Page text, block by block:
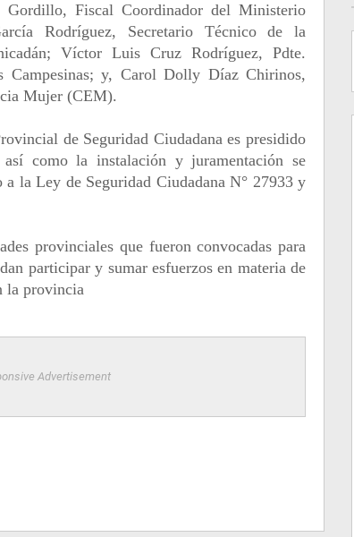
Gordillo, Fiscal Coordinador del Ministerio
Rodríguez, Secretario Técnico de la
Víctor Luis Cruz Rodríguez, Pdte.
Campesinas; y, Carol Dolly Díaz Chirinos,
Mujer (CEM).
de Seguridad Ciudadana es presidido
como la instalación y juramentación se
la Ley de Seguridad Ciudadana N° 27933 y
provinciales que fueron convocadas para
participar y sumar esfuerzos en materia de
la provincia
Advertisement